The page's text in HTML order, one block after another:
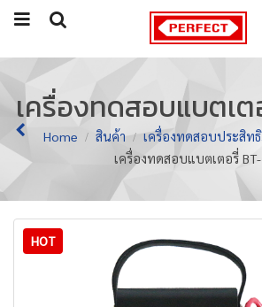
เครื่องทดสอบแบตเต
Home สินค้า
เครื่องทดสอบประสิท
เครื่องทดสอบแบตเตอรี่ BT-
HOT